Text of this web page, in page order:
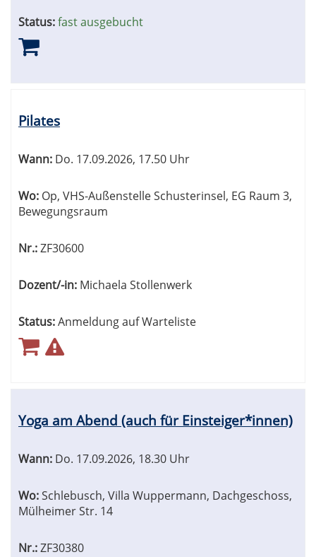
Status:fast ausgebucht
Pilates
Wann: Do. 17.09.2026, 17.50 Uhr
Wo: Op, VHS-Außenstelle Schusterinsel, EG Raum 3,
Bewegungsraum
Nr.:ZF30600
Dozent/-in: Michaela Stollenwerk
Status:Anmeldung auf Warteliste
Yoga am Abend (auch für Einsteiger*innen)
Wann: Do. 17.09.2026, 18.30 Uhr
Wo:Schlebusch, Villa Wuppermann, Dachgeschoss,
Mülheimer Str. 14
Nr.:ZF30380